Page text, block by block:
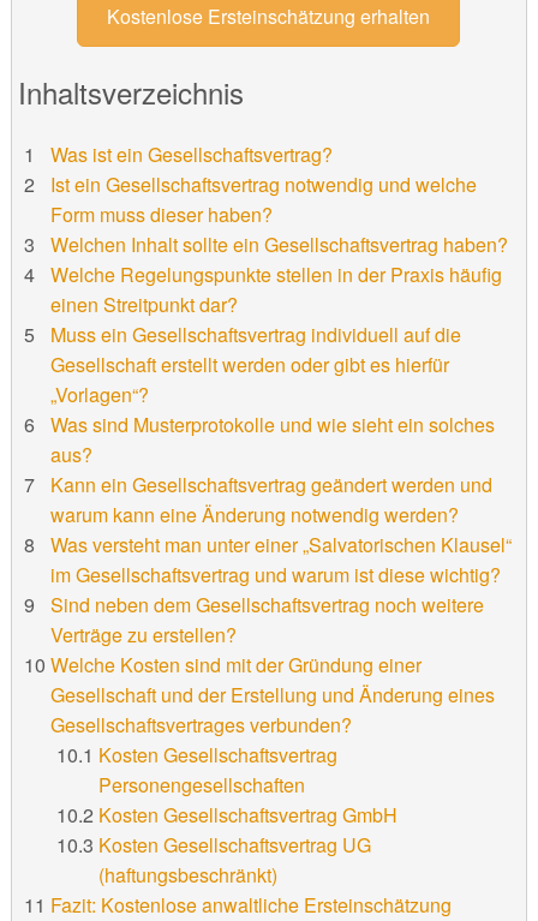
Kostenlose Ersteinschätzung erhalten
Inhaltsverzeichnis
Was ist ein Gesellschaftsvertrag?
Ist ein Gesellschaftsvertrag notwendig und welche
Form muss dieser haben?
Welchen Inhalt sollte ein Gesellschaftsvertrag haben?
Welche Regelungspunkte stellen in der Praxis häufig
einen Streitpunkt dar?
Muss ein Gesellschaftsvertrag individuell auf die
Gesellschaft erstellt werden oder gibt es hierfür
„Vorlagen“?
Was sind Musterprotokolle und wie sieht ein solches
aus?
Kann ein Gesellschaftsvertrag geändert werden und
warum kann eine Änderung notwendig werden?
Was versteht man unter einer „Salvatorischen Klausel“
im Gesellschaftsvertrag und warum ist diese wichtig?
Sind neben dem Gesellschaftsvertrag noch weitere
Verträge zu erstellen?
Welche Kosten sind mit der Gründung einer
Gesellschaft und der Erstellung und Änderung eines
Gesellschaftsvertrages verbunden?
Kosten Gesellschaftsvertrag
Personengesellschaften
Kosten Gesellschaftsvertrag GmbH
Kosten Gesellschaftsvertrag UG
(haftungsbeschränkt)
Fazit: Kostenlose anwaltliche Ersteinschätzung